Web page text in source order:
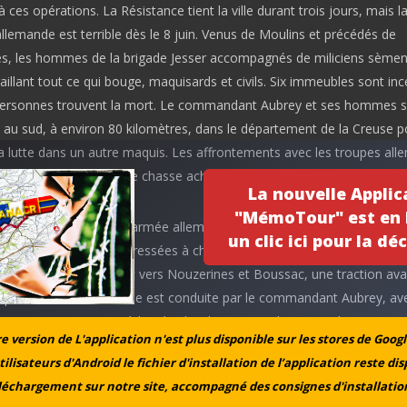
La nouvelle
"MémoTour" est en
un clic ici pour la
version de L'application n'est plus disponible sur les stores de
d'Android le fichier d'installation de l’application reste
sur notre site, accompagné des consignes
ces opérations. La Résistance tient la ville durant trois jours, mais la
est terrible dès le 8 juin. Venus de Moulins et précédés de
les hommes de la brigade Jesser accompagnés de miliciens
tout ce qui bouge, maquisards et civils. Six immeubles sont
trouvent la mort. Le commandant Aubrey et ses hommes
sud, à environ 80 kilomètres, dans le département de la Creuse
lutte dans un autre maquis. Les affrontements avec les troupes
ceux-ci menant une chasse acharnée aux résistants qui les
une section de l’armée allemande arrive à Bétête, un petit
embuscades sont dressées à chaque entrée du village. En début
des routes allant vers Nouzerines et Boussac, une traction
les sentinelles. Elle est conduite par le commandant Aubrey,
Guy Esmoingt, et à l’arrière le « lieutenant Ely », un Polonais et
membres du réseau « Surcouf », unité AS du Cher. Lorsque les
du piège, ils tentent de faire demi-tour, Esmoingt tire sur les
répliquent par un feu nourri, la voiture s’immobilise sur le bas-côté.